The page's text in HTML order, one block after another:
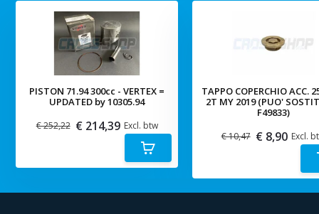
PISTON 71.94 300cc - VERTEX =
UPDATED by 10305.94
€ 252,22 € 214,39 Excl. btw
TAPPO COPERCHIO ACC.
2T MY 2019 (PUO'
F49833)
€ 10,47 € 8,90 Excl.